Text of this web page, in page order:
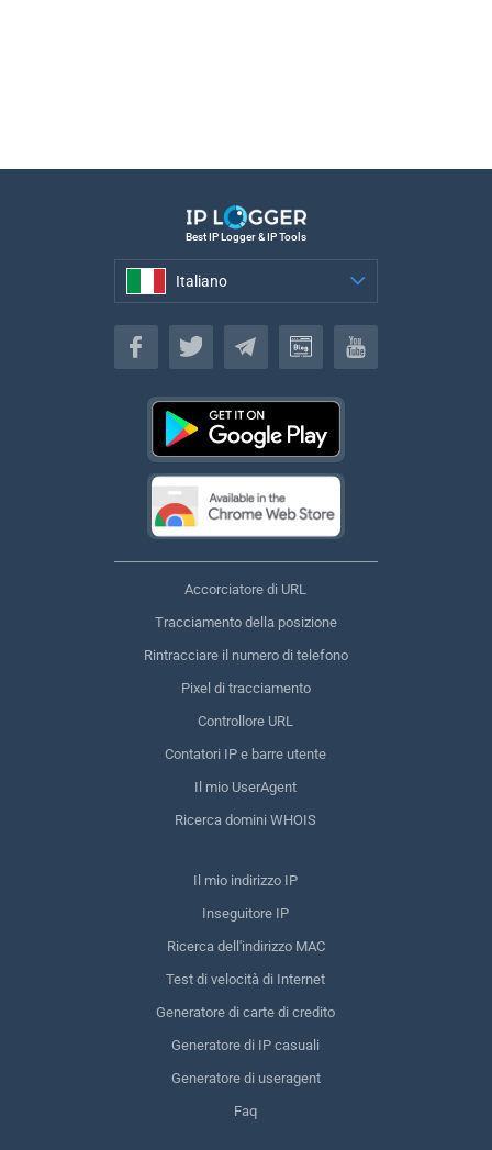
Best IP Logger & IP Tools
Italiano
Italiano
Accorciatore di URL
Tracciamento della posizione
Rintracciare il numero di telefono
Pixel di tracciamento
Controllore URL
Contatori IP e barre utente
Il mio UserAgent
Ricerca domini WHOIS
Il mio indirizzo IP
Inseguitore IP
Ricerca dell'indirizzo MAC
Test di velocità di Internet
Generatore di carte di credito
Generatore di IP casuali
Generatore di useragent
Faq